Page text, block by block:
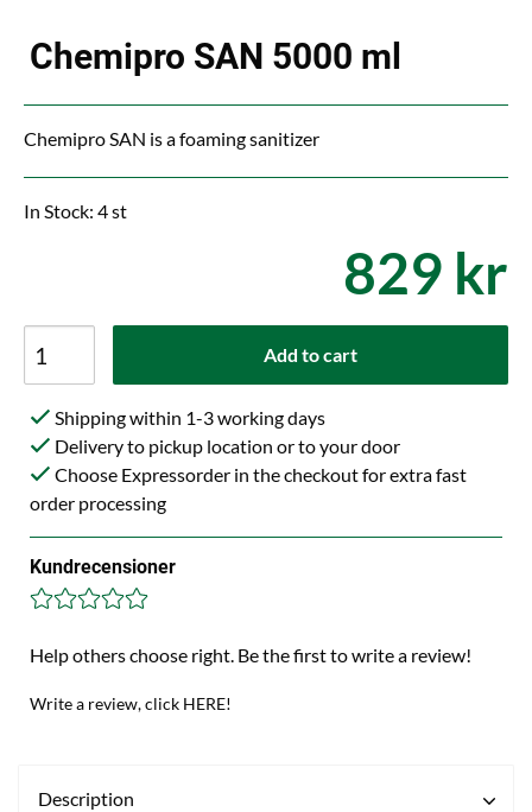
Chemipro SAN 5000 ml
Chemipro SAN is a foaming sanitizer
In Stock: 4 st
829 kr
Add to cart
Shipping within 1-3 working days
Delivery to pickup location or to your door
Choose Expressorder in the checkout for extra fast
order processing
Kundrecensioner
Help others choose right. Be the first to write a review!
Write a review, click HERE!
Description